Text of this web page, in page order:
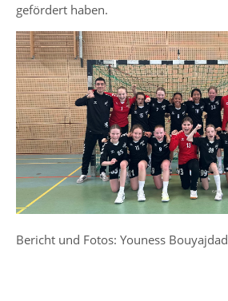
gefördert haben.
Bericht und Fotos: Youness Bouyajdad